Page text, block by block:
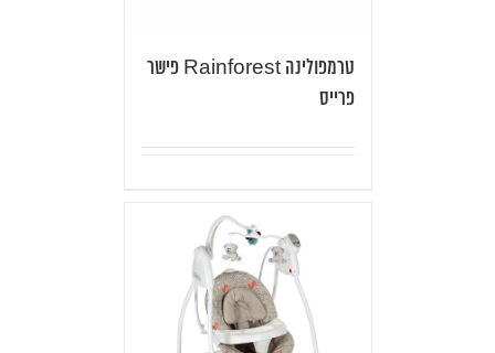
טרמפולינה Rainforest פישר
פרייס